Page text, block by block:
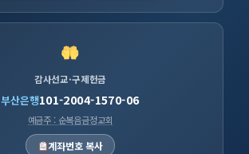
감사선교·구제헌금
부산은행101-2004-1570-06
예금주 : 순복음금정교회
계좌번호 복사